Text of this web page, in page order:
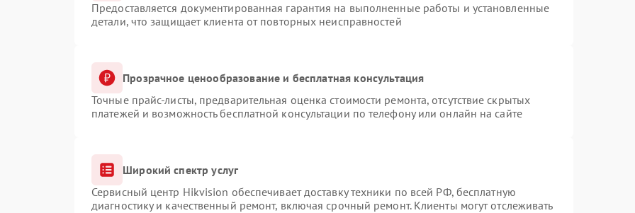
Предоставляется документированная гарантия на выполненные работы и установленные
детали, что защищает клиента от повторных неисправностей
Прозрачное ценообразование и бесплатная консультация
Точные прайс-листы, предварительная оценка стоимости ремонта, отсутствие скрытых
платежей и возможность бесплатной консультации по телефону или онлайн на сайте
Широкий спектр услуг
Сервисный центр Hikvision обеспечивает доставку техники по всей РФ, бесплатную
диагностику и качественный ремонт, включая срочный ремонт. Клиенты могут отслеживать